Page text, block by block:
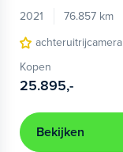
2021
76.857 km
achteruitrijcamera
Kopen
25.895,-
Bekijken